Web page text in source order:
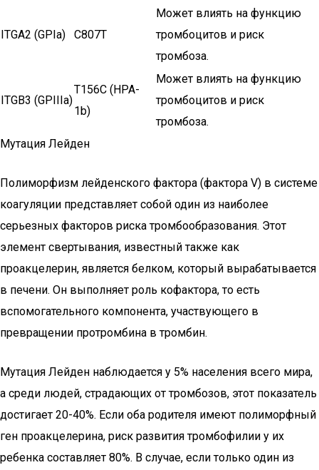
ITGA2 (GPIa) C807T
Может влиять на функцию
тромбоцитов и риск
тромбоза.
ITGB3 (GPIIIa)
T156C (HPA-
1b)
Может влиять на функцию
тромбоцитов и риск
тромбоза.
Мутация Лейден
Полиморфизм лейденского фактора (фактора V) в системе
коагуляции представляет собой один из наиболее
серьезных факторов риска тромбообразования. Этот
элемент свертывания, известный также как
проакцелерин, является белком, который вырабатывается
в печени. Он выполняет роль кофактора, то есть
вспомогательного компонента, участвующего в
превращении протромбина в тромбин.
Мутация Лейден наблюдается у 5% населения всего мира,
а среди людей, страдающих от тромбозов, этот показатель
достигает 20-40%. Если оба родителя имеют полиморфный
ген проакцелерина, риск развития тромбофилии у их
ребенка составляет 80%. В случае, если только один из